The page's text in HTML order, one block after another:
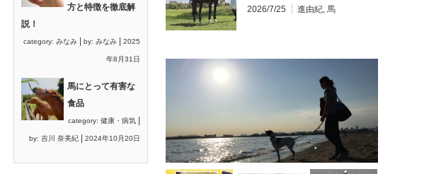
方と特徴を徹底解
説！
category: みなみ by: みなみ 2025
年8月31日
馬にとって有害な
食品
category: 健康・病気
by: 吉川 奈美紀 2024年10月20日
2026/7/25 進由紀, 馬